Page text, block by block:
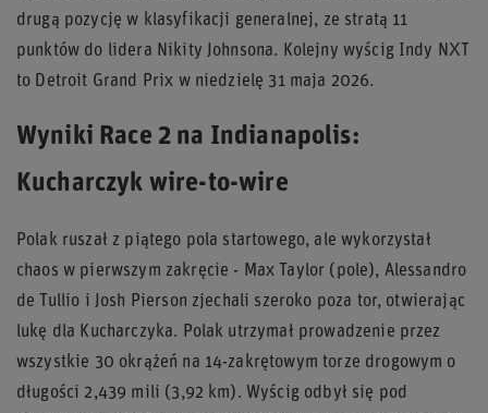
drugą pozycję w klasyfikacji generalnej, ze stratą 11
punktów do lidera Nikity Johnsona. Kolejny wyścig Indy NXT
to Detroit Grand Prix w niedzielę 31 maja 2026.
Wyniki Race 2 na Indianapolis:
Kucharczyk wire-to-wire
Polak ruszał z piątego pola startowego, ale wykorzystał
chaos w pierwszym zakręcie - Max Taylor (pole), Alessandro
de Tullio i Josh Pierson zjechali szeroko poza tor, otwierając
lukę dla Kucharczyka. Polak utrzymał prowadzenie przez
wszystkie 30 okrążeń na 14-zakrętowym torze drogowym o
długości 2,439 mili (3,92 km). Wyścig odbył się pod